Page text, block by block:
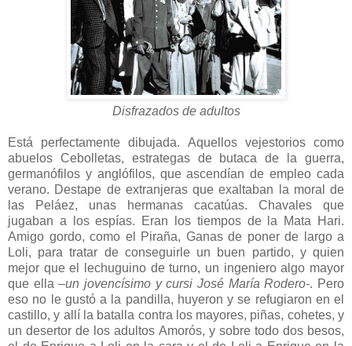
Disfrazados de adultos
Está perfectamente dibujada. Aquellos vejestorios como
abuelos Cebolletas, estrategas de butaca de la guerra,
germanófilos y anglófilos, que ascendían de empleo cada
verano. Destape de extranjeras que exaltaban la moral de
las Peláez, unas hermanas cacatúas. Chavales que
jugaban a los espías. Eran los tiempos de la Mata Hari.
Amigo gordo, como el Piraña, Ganas de poner de largo a
Loli, para tratar de conseguirle un buen partido, y quien
mejor que el lechuguino de turno, un ingeniero algo mayor
que ella–un jovencísimo y cursi José María Rodero-. Pero
eso no le gustó a la pandilla, huyeron y se refugiaron en el
castillo, y allí la batalla contra los mayores, piñas, cohetes, y
un desertor de los adultos Amorós, y sobre todo dos besos,